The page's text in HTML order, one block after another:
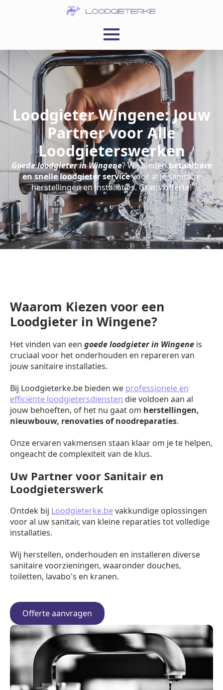
Loodgieter Wingene: Jouw
Partner voor Alle
Loodgieterswerken
Goede loodgieter in Wingene? Wij biedenbetaalbare
en snelle loodgieter servicevoor al je sanitaire
herstellingen en installaties. Gratis offerte!
Waarom Kiezen voor een
Loodgieter in Wingene?
Het vinden van een goede loodgieter in Wingene is
cruciaal voor het onderhouden en repareren van
jouw sanitaire installaties.
Bij Loodgieterke.be bieden we professionele en
efficiënte loodgietersdiensten die voldoen aan al
jouw behoeften, of het nu gaat om herstellingen,
nieuwbouw, renovaties of noodreparaties.
Onze ervaren vakmensen staan klaar om je te helpen,
ongeacht de complexiteit van de klus.
Uw Partner voor Sanitair en
Loodgieterswerk
Ontdek bij Loodgieterke.bevakkundige oplossingen
voor al uw sanitair, van kleine reparaties tot volledige
installaties.
Wij herstellen, onderhouden en installeren diverse
sanitaire voorzieningen, waaronder douches,
toiletten, lavabo's en kranen.
Offerte aanvragen